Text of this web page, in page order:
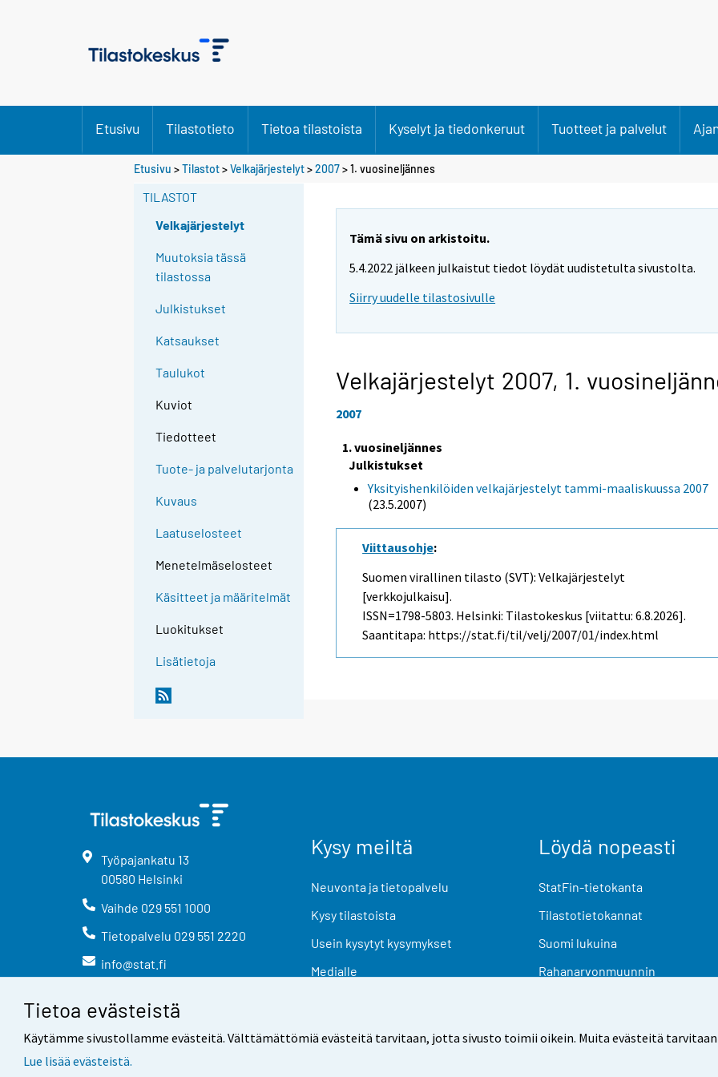
Tietoa evästeistä
Käytämme sivustollamme evästeitä. Välttämättömiä evästeitä tarvitaan, jotta sivusto toimii oikein. Muita evästeitä
Lue lisää evästeistä.
Etusivu Tilastotieto Tietoa tilastoista Kyselyt ja tiedonkeruut Tuotteet ja palvelut
Etusivu >Tilastot>Velkajärjestelyt>2007>1. vuosineljännes
TILASTOT
Velkajärjestelyt
Muutoksia tässä
tilastossa
Julkistukset
Katsaukset
Taulukot
Kuviot
Tiedotteet
Tuote- ja palvelutarjonta
Kuvaus
Laatuselosteet
Menetelmäselosteet
Käsitteet ja määritelmät
Luokitukset
Lisätietoja
Tämä sivu on arkistoitu.
5.4.2022 jälkeen julkaistut tiedot löydät uudistetulta sivustolta.
Siirry uudelle tilastosivulle
Velkajärjestelyt 2007, 1.
2007
1. vuosineljännes
Julkistukset
Yksityishenkilöiden velkajärjestelyt tammi-maaliskuussa 2007
(23.5.2007)
Viittausohje:
Suomen virallinen tilasto (SVT): Velkajärjestelyt
[verkkojulkaisu].
ISSN=1798-5803. Helsinki: Tilastokeskus [viitattu: 6.8.2026].
Saantitapa: https://stat.fi/til/velj/2007/01/index.html
Työpajankatu 13
00580 Helsinki
Vaihde 029 551 1000
Tietopalvelu 029 551 2220
info@stat.fi
Kysy meiltä
Neuvonta ja tietopalvelu
Kysy tilastoista
Usein kysytyt kysymykset
Medialle
Löydä nopeasti
StatFin-tietokanta
Tilastotietokannat
Suomi lukuina
Rahanarvonmuunnin